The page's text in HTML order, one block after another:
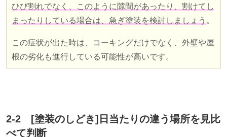
ひび割れでなく、このように 隙間があったり、割けてし
まったりしている場合は、急ぎ塗装を検討しましょう 。
この症状が出た時は、コーキングだけでなく、外壁や屋
根の劣化も進行している可能性が高いです。
2-2 [塗装のしどき] 日当たりの違う場所を見比
べて判断